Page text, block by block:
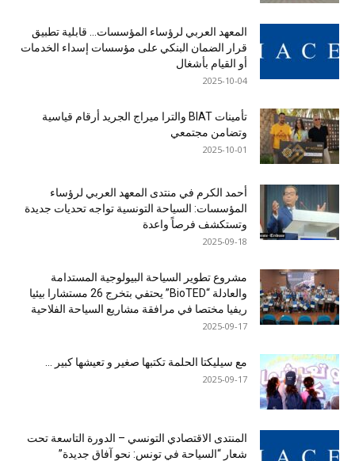
المعهد العربي لرؤساء المؤسسات… قابلية تطبيق
قرار الضمان البنكي على مؤسسات إسداء الخدمات
أو القيام بأشغال
2025-10-04
تأمينات BIAT والترا ميراج الجريد أرقام قياسية
وتضامن مجتمعي
2025-10-01
أحمد الكرم في منتدى المعهد العربي لرؤساء
المؤسسات: السياحة التونسية تواجه تحديات جديدة
وتستكشف فرصاً واعدة
2025-09-18
مشروع تطوير السياحة البيولوجية المستدامة
والعادلة “BioTED” يحتفي بتخرج 26 مستشارا بيئيا
ريفيا مختصا في مرافقة مشاريع السياحة الفلاحية
2025-09-17
مع سيليكتا الحلمة تكتبها صغير و تعيشها كبير …
2025-09-17
المنتدى الاقتصادي التونسي – الدورة التاسعة تحت
شعار “السياحة في تونس: نحو آفاق جديدة”